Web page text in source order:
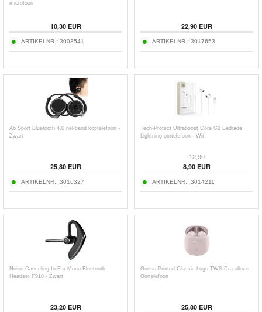
microfoon
10,30EUR
ARTIKELNR.: 3003541
22,90EUR
ARTIKELNR.: 3017653
A6 Sport Bluetooth 4.0 nekband koptelefoon -
Zwart
25,80EUR
ARTIKELNR.: 3016327
Tech-Protect Ultraboost Core G2 Bedrade
Lightning-oortelefoon - Wit
12,90
8,90EUR
ARTIKELNR.: 3014211
Noise Canceling In-Ear Mono Bluetooth
Headset F910 - Zwart
23,20EUR
Guess Printed Classic Logo TWS Draadloze
Oortelefoon
25,80EUR